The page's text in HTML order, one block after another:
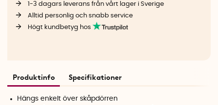
1-3 dagars leverans från vårt lager i Sverige
Alltid personlig och snabb service
Högt kundbetyg hos
Produktinfo Specifikationer
Hängs enkelt över skåpdörren